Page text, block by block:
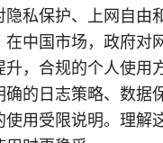
隐私保护、上网自由
在中国市场，政府对
升，合规的个人使用
确的日志策略、数据
使用受限说明。理解